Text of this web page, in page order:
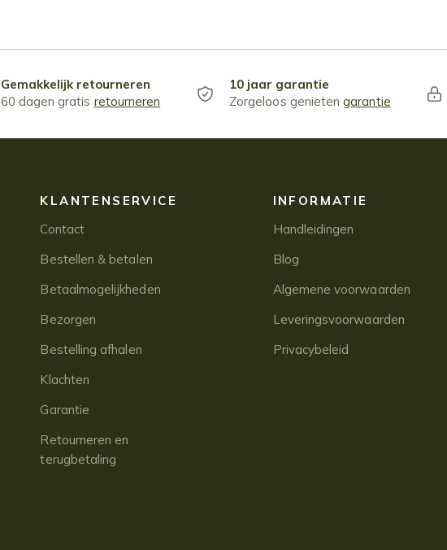
Gemakkelijk retourneren
60 dagen gratis retourneren
10 jaar garantie
Zorgeloos genietengarantie
KLANTENSERVICE
Contact
Bestellen & betalen
Betaalmogelijkheden
Bezorgen
Bestelling afhalen
Klachten
Garantie
Retourneren en
terugbetaling
INFORMATIE
Handleidingen
Blog
Algemene voorwaarden
Leveringsvoorwaarden
Privacybeleid